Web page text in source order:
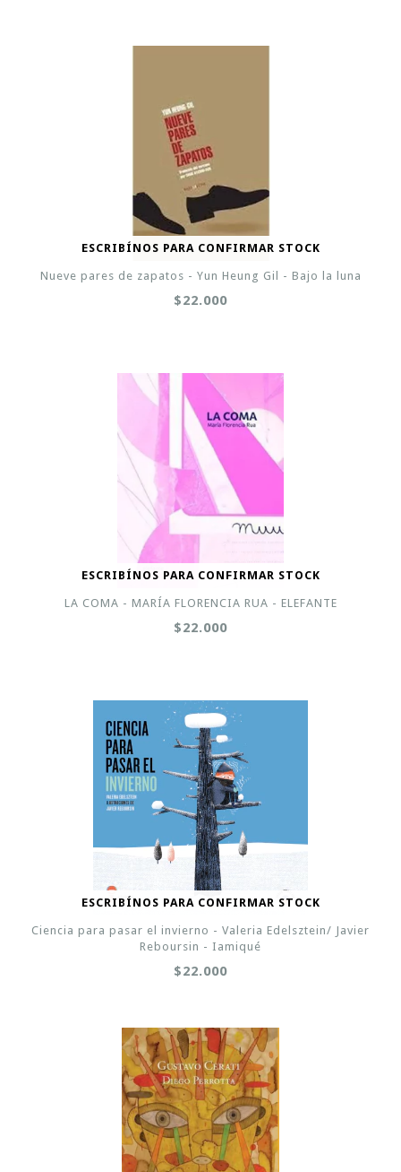
ESCRIBÍNOS PARA CONFIRMAR STOCK
Nueve pares de zapatos - Yun Heung Gil - Bajo la luna
$22.000
ESCRIBÍNOS PARA CONFIRMAR STOCK
LA COMA - MARÍA FLORENCIA RUA - ELEFANTE
$22.000
ESCRIBÍNOS PARA CONFIRMAR STOCK
Ciencia para pasar el invierno - Valeria Edelsztein/ Javier
Reboursin - Iamiqué
$22.000